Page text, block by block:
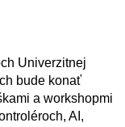
Univerzitnej
bude konať
a workshopmi
AI,